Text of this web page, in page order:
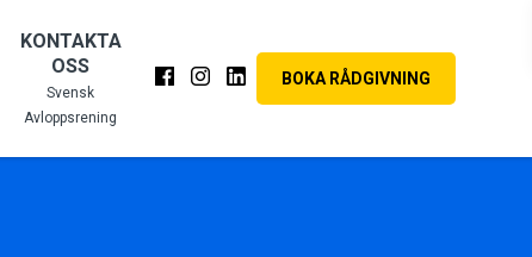
KONTAKTA
OSS
Svensk
Avloppsrening
BOKA RÅDGIVNING